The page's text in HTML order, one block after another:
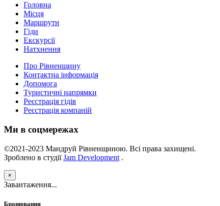
Головна
Місця
Маршрути
Гіди
Екскурсії
Натхнення
Про Рівненщину
Контактна інформація
Допомога
Туристичні напрямки
Реєстрація гідів
Реєстрація компаній
Ми в соцмережах
©2021-2023 Мандруй Рівненщиною. Всі права захищені.
Зроблено в студіїJam Development .
×
Завантаження...
Бронювання